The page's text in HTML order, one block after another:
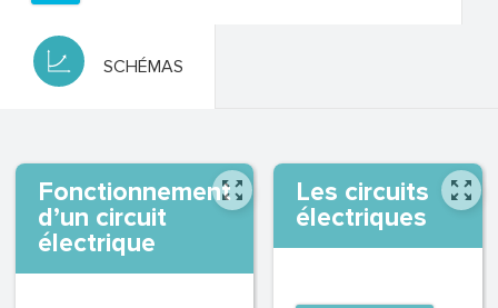
SCHÉMAS
Fonctionnement
d’un circuit
électrique
Les circuits
électriques